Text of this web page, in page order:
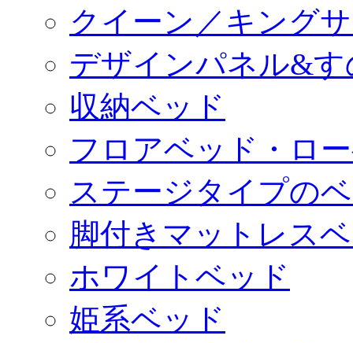
クイーン／キング
デザインパネル&
収納ベッド
フロアベッド・ロ
ステージタイプの
脚付きマットレス
ホワイトベッド
姫系ベッド